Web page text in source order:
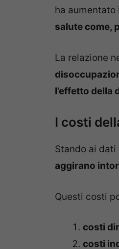
ha aumentato
salute come,
La relazione
l’effetto della
I costi
Stando ai dati
aggirano
Questi costi
costi
costi